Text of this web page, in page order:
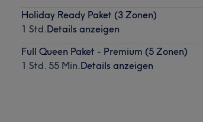
Holiday Ready Paket (3 Zonen)
1 Std.Details anzeigen
Full Queen Paket - Premium (5 Zonen)
1 Std. 55 Min.Details anzeigen